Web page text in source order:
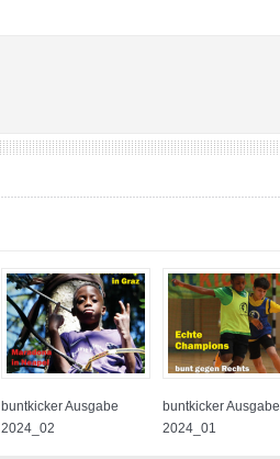
buntkicker Ausgabe
2024_02
buntkicker Ausgabe
2024_01